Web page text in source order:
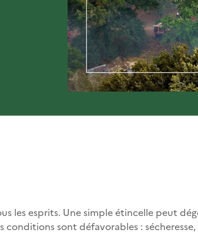
les esprits. Une simple étincelle peut
sont défavorables :